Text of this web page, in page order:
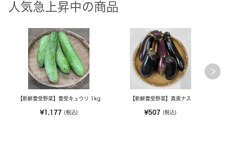
人気急上昇中の商品
【新鮮豊受野菜】豊受キュウリ 1kg
¥1,177 (税込)
【新鮮豊受野菜】真黒ナス
¥507 (税込)